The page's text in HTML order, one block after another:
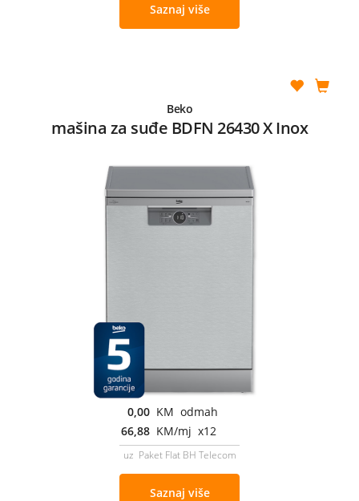
Saznaj više
Beko
mašina za suđe BDFN 26430 X Inox
0,00 KM odmah
66,88 KM/mj x12
uz Paket Flat BH Telecom
Saznaj više